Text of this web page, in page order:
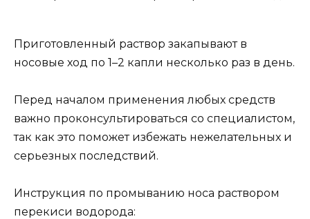
Приготовленный раствор закапывают в
носовые ход по 1–2 капли несколько раз в день.
Перед началом применения любых средств
важно проконсультироваться со специалистом,
так как это поможет избежать нежелательных и
серьезных последствий.
Инструкция по промыванию носа раствором
перекиси водорода: